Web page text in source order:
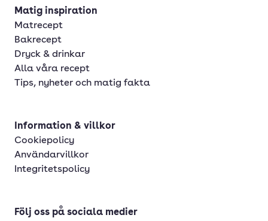
Matig inspiration
Matrecept
Bakrecept
Dryck & drinkar
Alla våra recept
Tips, nyheter och matig fakta
Information & villkor
Cookiepolicy
Användarvillkor
Integritetspolicy
Följ oss på sociala medier